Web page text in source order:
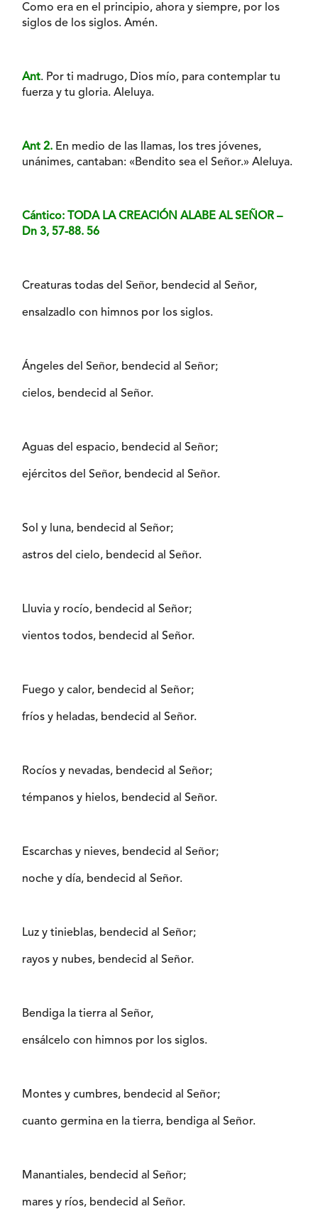
Como era en el principio, ahora y siempre, por los
siglos de los siglos. Amén.
Ant. Por ti madrugo, Dios mío, para contemplar tu
fuerza y tu gloria. Aleluya.
Ant 2. En medio de las llamas, los tres jóvenes,
unánimes, cantaban: «Bendito sea el Señor.» Aleluya.
Cántico: TODA LA CREACIÓN ALABE AL SEÑOR –
Dn 3, 57-88. 56
Creaturas todas del Señor, bendecid al Señor,
ensalzadlo con himnos por los siglos.
Ángeles del Señor, bendecid al Señor;
cielos, bendecid al Señor.
Aguas del espacio, bendecid al Señor;
ejércitos del Señor, bendecid al Señor.
Sol y luna, bendecid al Señor;
astros del cielo, bendecid al Señor.
Lluvia y rocío, bendecid al Señor;
vientos todos, bendecid al Señor.
Fuego y calor, bendecid al Señor;
fríos y heladas, bendecid al Señor.
Rocíos y nevadas, bendecid al Señor;
témpanos y hielos, bendecid al Señor.
Escarchas y nieves, bendecid al Señor;
noche y día, bendecid al Señor.
Luz y tinieblas, bendecid al Señor;
rayos y nubes, bendecid al Señor.
Bendiga la tierra al Señor,
ensálcelo con himnos por los siglos.
Montes y cumbres, bendecid al Señor;
cuanto germina en la tierra, bendiga al Señor.
Manantiales, bendecid al Señor;
mares y ríos, bendecid al Señor.